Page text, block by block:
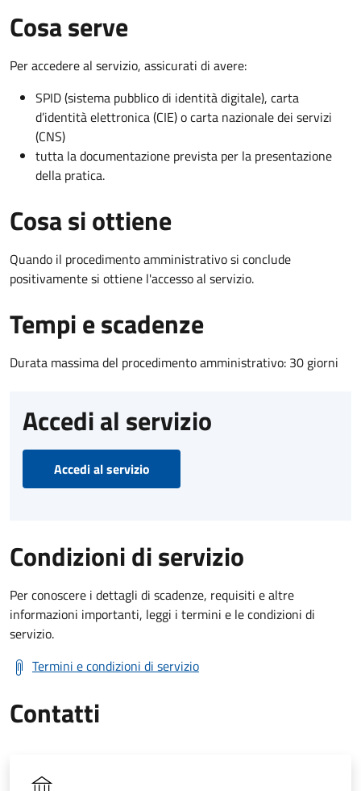
Cosa serve
Per accedere al servizio, assicurati di avere:
SPID (sistema pubblico di identità digitale), carta
d’identità elettronica (CIE) o carta nazionale dei servizi
(CNS)
tutta la documentazione prevista per la presentazione
della pratica.
Cosa si ottiene
Quando il procedimento amministrativo si conclude
positivamente si ottiene l'accesso al servizio.
Tempi e scadenze
Durata massima del procedimento amministrativo: 30 giorni
Accedi al servizio
Accedi al servizio
Condizioni di servizio
Per conoscere i dettagli di scadenze, requisiti e altre
informazioni importanti, leggi i termini e le condizioni di
servizio.
Termini e condizioni di servizio
Contatti